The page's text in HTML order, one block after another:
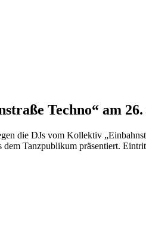
Techno“ am
die DJs vom Kollektiv
dem Tanzpublikum präsentiert.